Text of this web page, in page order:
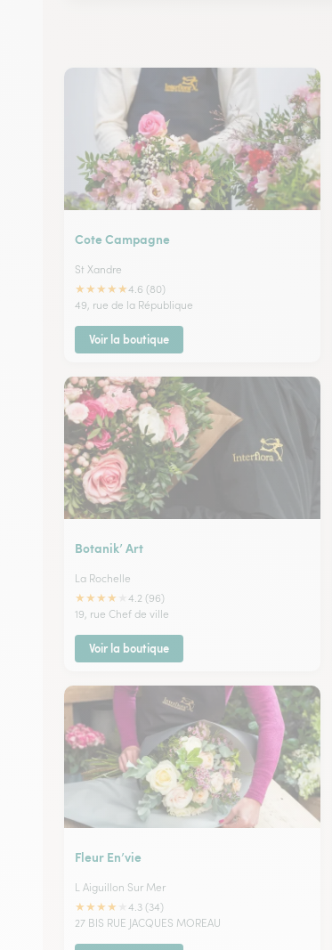
Cote Campagne
St Xandre
★★★★★4.6 (80)
49, rue de la République
Voir la boutique
Botanik’ Art
La Rochelle
★★★★
4.2 (96)
19, rue Chef de ville
Voir la boutique
Fleur En’vie
L Aiguillon Sur Mer
★★★★
4.3 (34)
27 BIS RUE JACQUES MOREAU